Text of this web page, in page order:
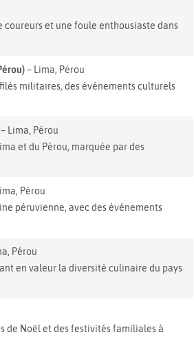
coureurs et une foule enthousiaste dans
– Lima, Pérou
militaires, des événements culturels
– Lima, Pérou
et du Pérou, marquée par des
Pérou
péruvienne, avec des événements
Pérou
en valeur la diversité culinaire du pays
de Noël et des festivités familiales à